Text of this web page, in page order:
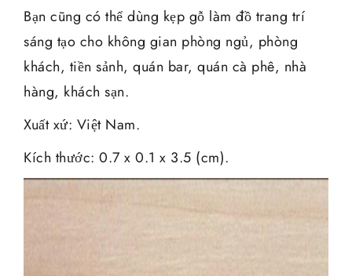
Bạn cũng có thể dùng kẹp gỗ làm đồ trang trí
sáng tạo cho không gian phòng ngủ, phòng
khách, tiền sảnh, quán bar, quán cà phê, nhà
hàng, khách sạn.
Xuất xứ: Việt Nam.
Kích thước: 0.7 x 0.1 x 3.5 (cm).